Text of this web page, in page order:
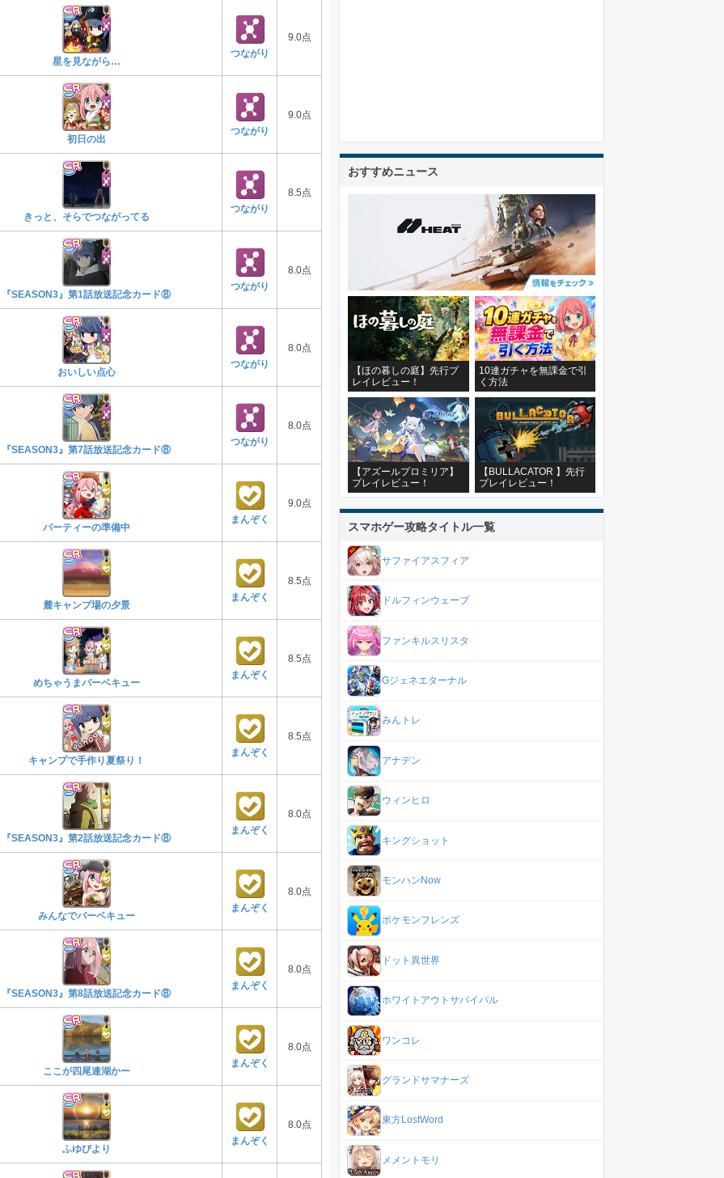
星を見ながら…
つながり
9.0点
初日の出
つながり
9.0点
きっと、そらでつながってる
つながり
8.5点
『SEASON3』第1話放送記念カード⑧
つながり
8.0点
おいしい点心
つながり
8.0点
『SEASON3』第7話放送記念カード⑧
つながり
8.0点
パーティーの準備中
まんぞく
9.0点
麓キャンプ場の夕景
まんぞく
8.5点
めちゃうまバーベキュー
まんぞく
8.5点
キャンプで手作り夏祭り！
まんぞく
8.5点
『SEASON3』第2話放送記念カード⑧
まんぞく
8.0点
みんなでバーベキュー
まんぞく
8.0点
『SEASON3』第8話放送記念カード⑧
まんぞく
8.0点
ここが四尾連湖かー
まんぞく
8.0点
ふゆびより
まんぞく
8.0点
おすすめニュース
【ほの暮しの庭】先行プ
レイレビュー！
10連ガチャを無課金で引
く方法
【アズールプロミリア】
プレイレビュー！
【BULLACATOR 】先行
プレイレビュー！
スマホゲー攻略タイトル一覧
サファイアスフィア
ドルフィンウェーブ
ファンキルスリスタ
Gジェネエターナル
みんトレ
アナデン
ウィンヒロ
キングショット
モンハンNow
ポケモンフレンズ
ドット異世界
ホワイトアウトサバイバル
ワンコレ
グランドサマナーズ
東方LostWord
メメントモリ